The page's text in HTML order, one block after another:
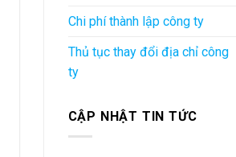
Chi phí thành lập công ty
Thủ tục thay đổi địa chỉ công
ty
CẬP NHẬT TIN TỨC